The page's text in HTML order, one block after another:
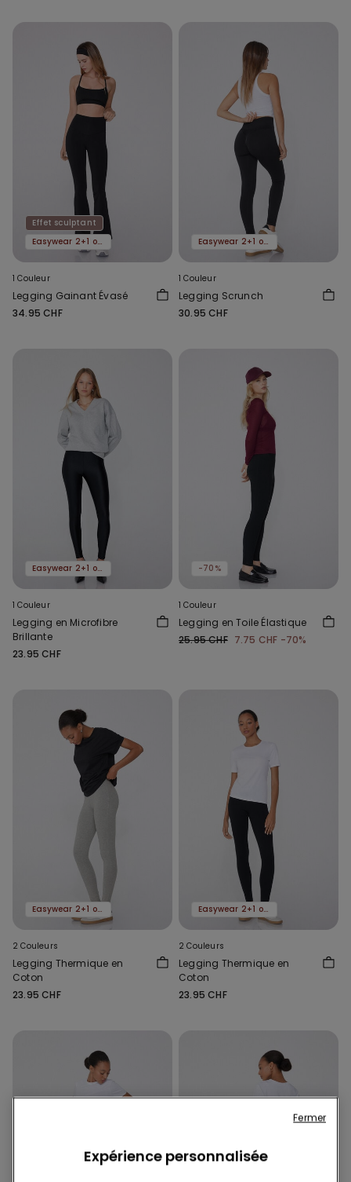
Effet sculptant
Easywear 2+1 offert
1 Couleur
Legging Gainant Évasé
34.95 CHF
Easywear 2+1 offert
1 Couleur
Legging Scrunch
30.95 CHF
Easywear 2+1 offert
1 Couleur
Legging en Microfibre
Brillante
23.95 CHF
-70%
1 Couleur
Legging en Toile Élastique
25.95 CHF 7.75 CHF -70%
Easywear 2+1 offert
2 Couleurs
Legging Thermique en
Coton
23.95 CHF
Easywear 2+1 offert
2 Couleurs
Legging Thermique en
Coton
23.95 CHF
Expérience personnalisée
Fermer